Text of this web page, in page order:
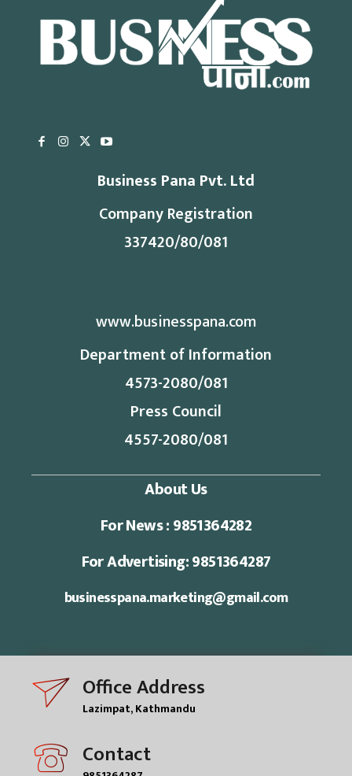
Business Pana Pvt. Ltd
Company Registration
337420/80/081
www.businesspana.com
Department of Information
4573-2080/081
Press Council
4557-2080/081
About Us
For News : 9851364282
For Advertising: 9851364287
businesspana.marketing@gmail.com
Office Address
Lazimpat, Kathmandu
Contact